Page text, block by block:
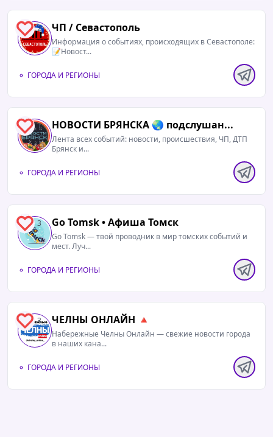
2 ЧП / Севастополь
Информация о событиях, происходящих в Севастополе:
📝Новост...
ГОРОДА И РЕГИОНЫ
1 НОВОСТИ БРЯНСКА 🌏 подслушан...
Лента всех событий: новости, происшествия, ЧП, ДТП
Брянск и...
ГОРОДА И РЕГИОНЫ
3 Go Tomsk • Афиша Томск
Go Tomsk — твой проводник в мир томских событий и
мест. Луч...
ГОРОДА И РЕГИОНЫ
3 ЧЕЛНЫ ОНЛАЙН 🔺
Набережные Челны Онлайн — свежие новости города
в наших кана...
ГОРОДА И РЕГИОНЫ